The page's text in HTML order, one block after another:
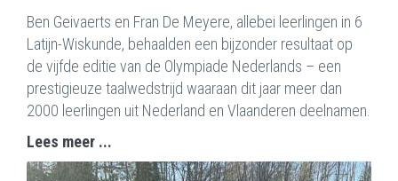
Ben Geivaerts en Fran De Meyere, allebei leerlingen in 6
Latijn-Wiskunde, behaalden een bijzonder resultaat op
de vijfde editie van de Olympiade Nederlands – een
prestigieuze taalwedstrijd waaraan dit jaar meer dan
2000 leerlingen uit Nederland en Vlaanderen deelnamen.
Lees meer ...